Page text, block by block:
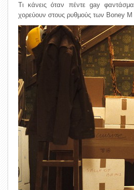
Τι κάνεις όταν πέντε gay
χορεύουν στους ρυθμούς των Boney M